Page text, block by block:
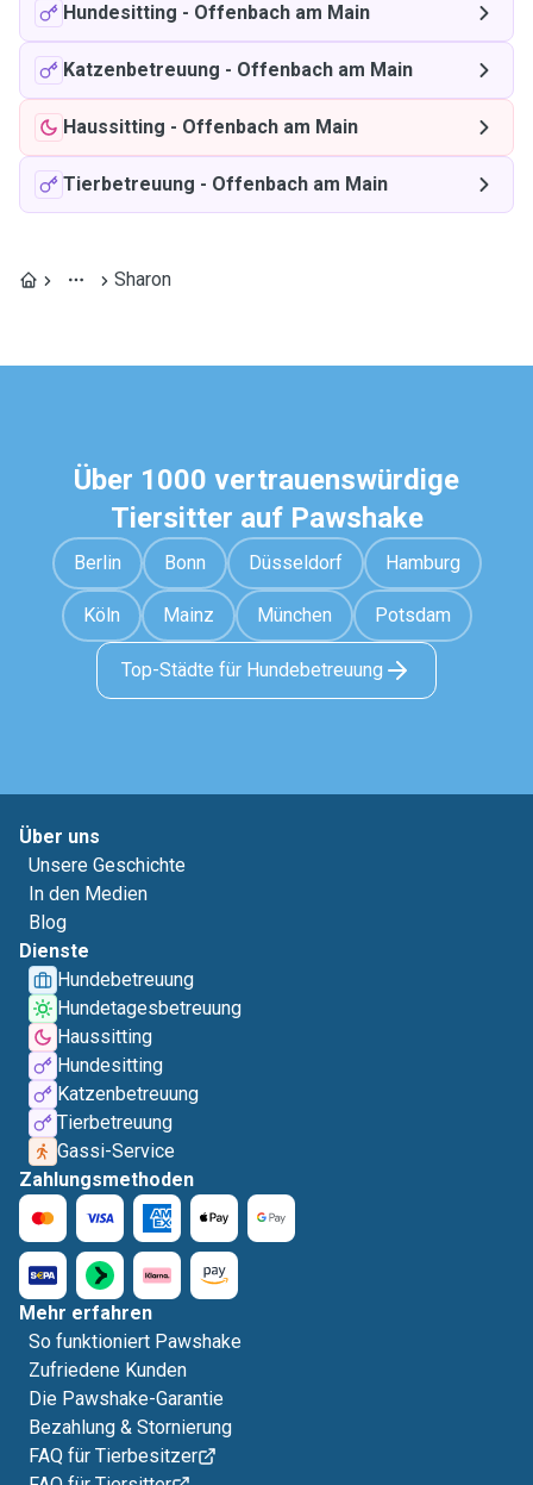
Hundesitting - Offenbach am Main
Katzenbetreuung - Offenbach am Main
Haussitting - Offenbach am Main
Tierbetreuung - Offenbach am Main
Sharon
Über 1000 vertrauenswürdige
Tiersitter auf Pawshake
Berlin Bonn Düsseldorf Hamburg
Köln Mainz München Potsdam
Top-Städte für Hundebetreuung
Über uns
Unsere Geschichte
In den Medien
Blog
Dienste
Hundebetreuung
Hundetagesbetreuung
Haussitting
Hundesitting
Katzenbetreuung
Tierbetreuung
Gassi-Service
Zahlungsmethoden
Mehr erfahren
So funktioniert Pawshake
Zufriedene Kunden
Die Pawshake-Garantie
Bezahlung & Stornierung
FAQ für Tierbesitzer